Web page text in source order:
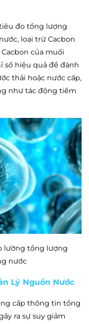
đo tổng lượng
loại trừ Cacbon
của muối
số hiệu quả để đánh
thải hoặc nước cấp,
như tác động tiềm
lường tổng lượng
nước
Lý Nguồn Nước
cấp thông tin tổng
ra sự suy giảm